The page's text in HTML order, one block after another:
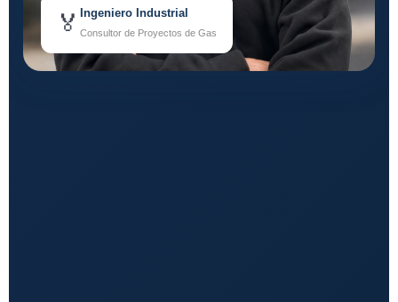
🏅 Ingeniero Industrial
Consultor de Proyectos de Gas